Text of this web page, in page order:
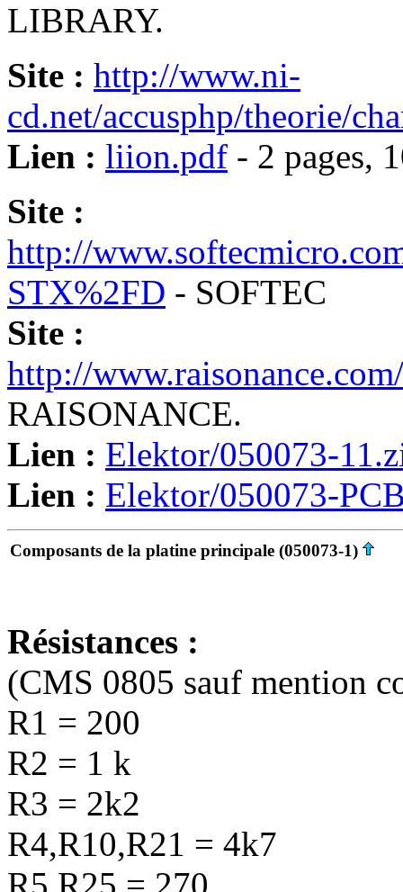
LIBRARY.
Site : http://www.ni-
cd.net/accusphp/theorie/
Lien : liion.pdf - 2 pages,
Site :
http://
STX%2FD - SOFTEC
Site :
http://
RAISONANCE.
Lien : Elektor/050073-
Lien : Elektor/050073-
Composants de la platine principale (050073-1)
Résistances :
(CMS 0805 sauf mention
R1 = 200
R2 = 1 k
R3 = 2k2
R4,R10,R21 = 4k7